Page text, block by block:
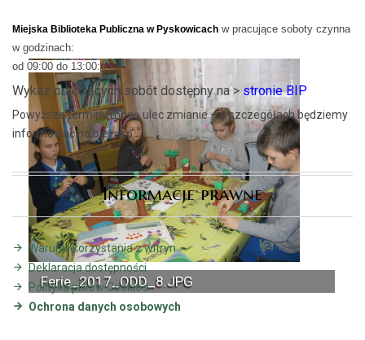
Ferie_2017_ODD_8.JPG
Miejska Biblioteka Publiczna w Pyskowicach w pracujące soboty czynna
w godzinach:
od 09:00 do 13:00:
Wykaz pracujących sobót dostępny na > stronie BIP
Powyższe terminy mogą ulec zmianie – o szczegółach będziemy
informować na bieżąco.
Informacje prawne
Warunki korzystania z witryn
Deklaracja dostępności
Polityka plików Cookie's
Ochrona danych osobowych